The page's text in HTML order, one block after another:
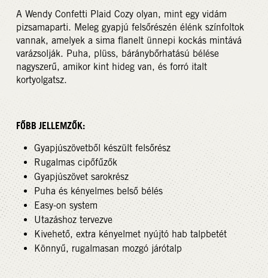
A Wendy Confetti Plaid Cozy olyan, mint egy vidám
pizsamaparti. Meleg gyapjú felsőrészén élénk színfoltok
vannak, amelyek a sima flanelt ünnepi kockás mintává
varázsolják. Puha, plüss, báránybőrhatású bélése
nagyszerű, amikor kint hideg van, és forró italt
kortyolgatsz.
FŐBB JELLEMZŐK:
Gyapjúszövetből készült felsőrész
Rugalmas cipőfűzők
Gyapjúszövet sarokrész
Puha és kényelmes belső bélés
Easy-on system
Utazáshoz tervezve
Kivehető, extra kényelmet nyújtó hab talpbetét
Könnyű, rugalmasan mozgó járótalp